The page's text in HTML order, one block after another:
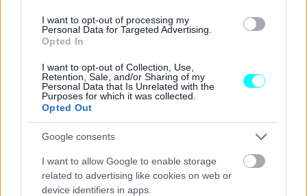
I want to opt-out of processing my
Personal Data for Targeted Advertising.
Opted In
I want to opt-out of Collection, Use,
Retention, Sale, and/or Sharing of my
Personal Data that Is Unrelated with the
Purposes for which it was collected.
Opted Out
Google consents
I want to allow Google to enable storage
related to advertising like cookies on web or
device identifiers in apps.